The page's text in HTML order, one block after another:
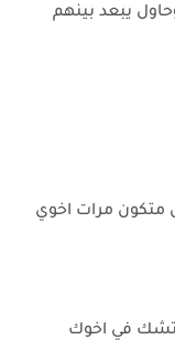
يبعد بينهم
متكون مرات اخوي
تشك في اخوك